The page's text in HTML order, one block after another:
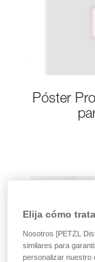
Póster
Elija cómo
Nosotros [PETZL
similares para
personalizar nuestro